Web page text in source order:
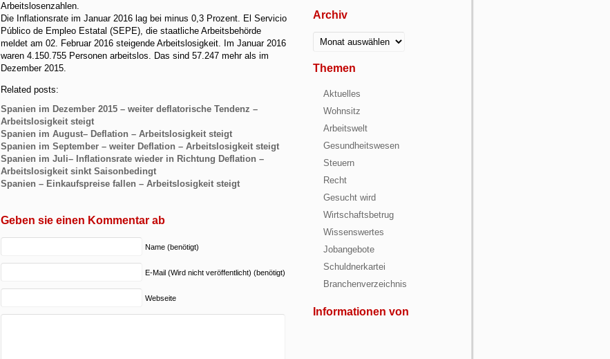
Archiv
Archiv
Themen
Aktuelles
Wohnsitz
Arbeitswelt
Gesundheitswesen
Steuern
Recht
Gesucht wird
Wirtschaftsbetrug
Wissenswertes
Jobangebote
Schuldnerkartei
Branchenverzeichnis
Informationen von
Arbeitslosenzahlen.
Die Inflationsrate im Januar 2016 lag bei minus 0,3 Prozent. El Servicio
Público de Empleo Estatal (SEPE), die staatliche Arbeitsbehörde
meldet am 02. Februar 2016 steigende Arbeitslosigkeit. Im Januar 2016
waren 4.150.755 Personen arbeitslos. Das sind 57.247 mehr als im
Dezember 2015.
Related posts:
Spanien im Dezember 2015 – weiter deflatorische Tendenz –
Arbeitslosigkeit steigt
Spanien im August– Deflation – Arbeitslosigkeit steigt
Spanien im September – weiter Deflation – Arbeitslosigkeit steigt
Spanien im Juli– Inflationsrate wieder in Richtung Deflation –
Arbeitslosigkeit sinkt Saisonbedingt
Spanien – Einkaufspreise fallen – Arbeitslosigkeit steigt
Geben sie einen Kommentar ab
Name (benötigt)
E-Mail (Wird nicht veröffentlicht) (benötigt)
Webseite